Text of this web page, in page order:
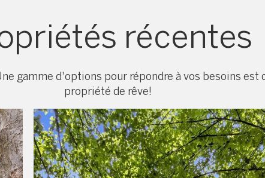
récentes
gamme d'options pour répondre à vos besoins
propriété de rêve!